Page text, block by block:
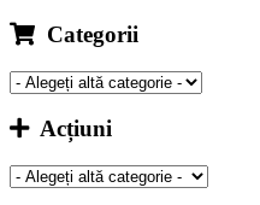
Categorii
Acțiuni